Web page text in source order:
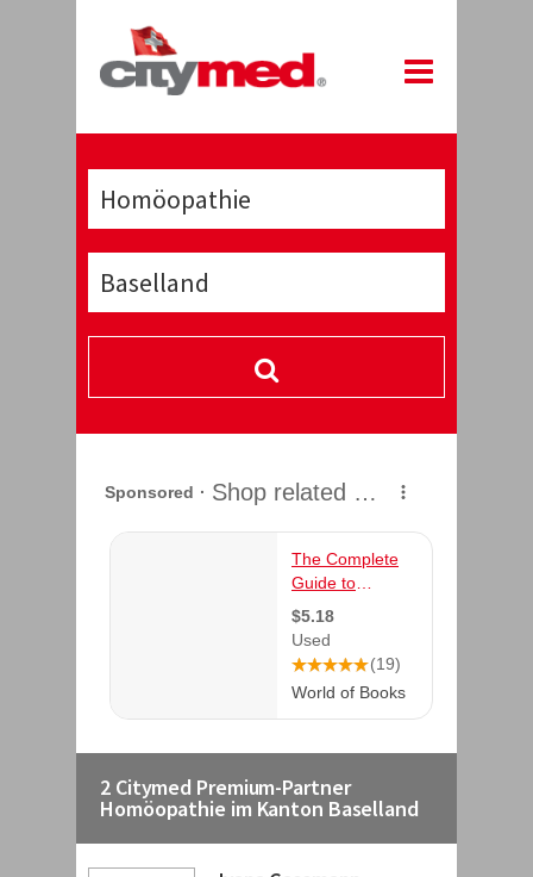
2 Citymed Premium-Partner
Homöopathie im Kanton Baselland